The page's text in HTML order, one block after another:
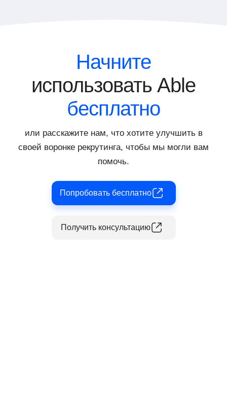
всестороннее представление о
потенциале кандидата, экономя при этом
Начните
использовать Able
бесплатно
или расскажите нам, что хотите улучшить в
своей воронке рекрутинга, чтобы мы могли вам
помочь.
Попробовать бесплатно
Получить консультацию